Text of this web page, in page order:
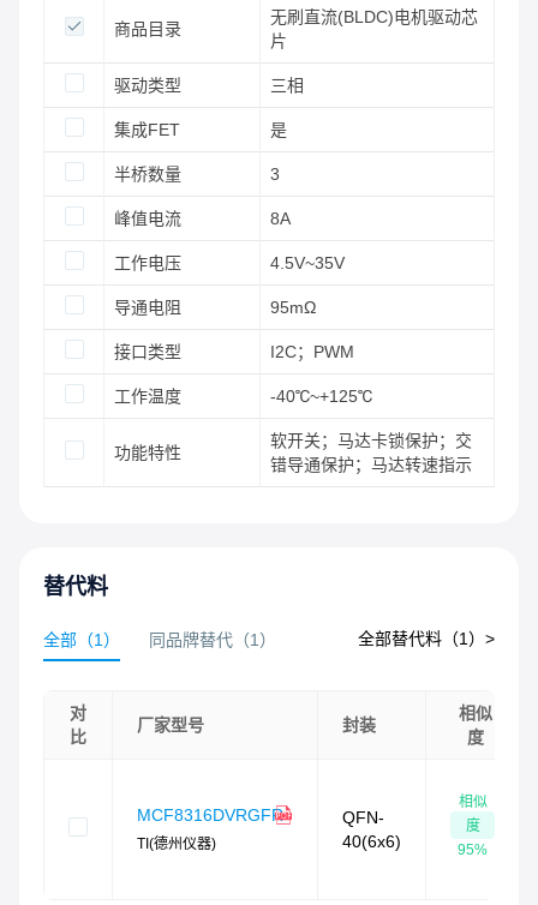
商品目录
无刷直流(BLDC)电机驱动芯
片
驱动类型 三相
集成FET 是
半桥数量 3
峰值电流 8A
工作电压 4.5V~35V
导通电阻 95mΩ
接口类型 I2C；PWM
工作温度 -40℃~+125℃
功能特性
软开关；马达卡锁保护；交
错导通保护；马达转速指示
替代料
全部 （1） 同品牌替代 （1 ） 全部替代料（1）>
对
比
厂家型号 封装
相似
度
MCF8316DVRGFR
TI(德州仪器)
QFN-
40(6x6)
相似
度
95%